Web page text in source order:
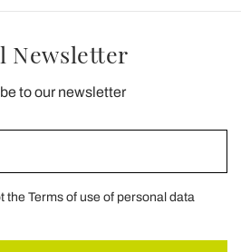
Newsletter
to our newsletter
the Terms of use of personal data